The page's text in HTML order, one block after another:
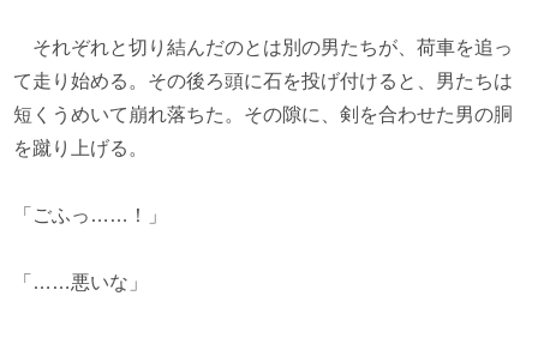
それぞれと切り結んだのとは別の男たちが、荷車を追っ
て走り始める。その後ろ頭に石を投げ付けると、男たちは
短くうめいて崩れ落ちた。その隙に、剣を合わせた男の胴
を蹴り上げる。
「ごふっ……！」
「……悪いな」